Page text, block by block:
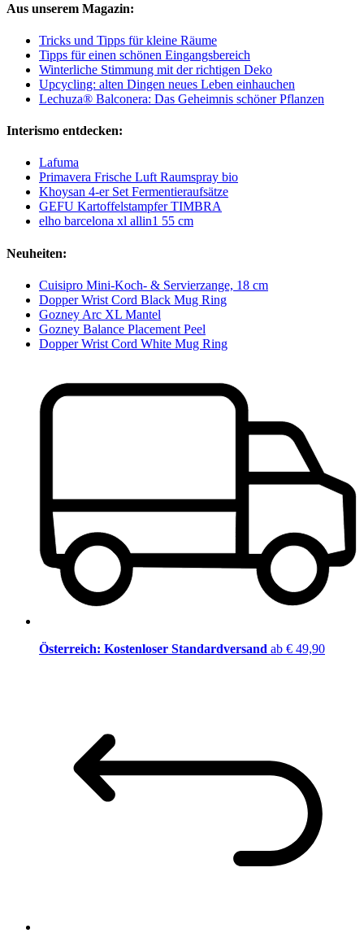
Aus unserem Magazin:
Tricks und Tipps für kleine Räume
Tipps für einen schönen Eingangsbereich
Winterliche Stimmung mit der richtigen Deko
Upcycling: alten Dingen neues Leben einhauchen
Lechuza® Balconera: Das Geheimnis schöner Pflanzen
Interismo entdecken:
Lafuma
Primavera Frische Luft Raumspray bio
Khoysan 4-er Set Fermentieraufsätze
GEFU Kartoffelstampfer TIMBRA
elho barcelona xl allin1 55 cm
Neuheiten:
Cuisipro Mini-Koch- & Servierzange, 18 cm
Dopper Wrist Cord Black Mug Ring
Gozney Arc XL Mantel
Gozney Balance Placement Peel
Dopper Wrist Cord White Mug Ring
Österreich: Kostenloser Standardversand ab € 49,90